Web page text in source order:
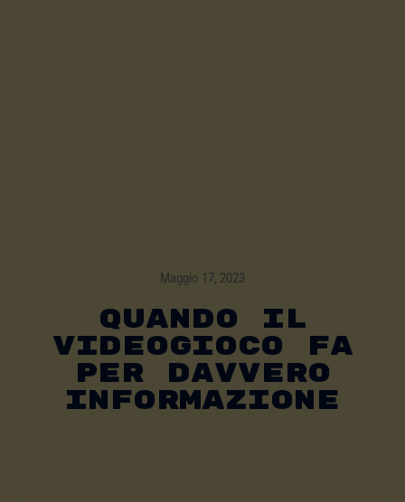
Maggio 17, 2023
Quando Il
Videogioco Fa
Per Davvero
Informazione